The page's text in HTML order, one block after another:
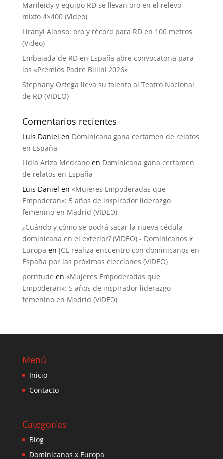
Marileidy y equipo RD se llevan oro en el relevo
mixto 4×400 (Video)
Liranyi Alonso: oro y récord para RD en 100 metros
(Video)
Embajada de RD en España abre convocatoria para
los «Premios Padre Billini 2026»
Stephany Ortega lleva su talento al Teatro Nacional
de RD (VIDEO)
Comentarios recientes
Luis Daniel en Dominicana gana certamen de relatos
en España
Lidia Ariza Medranoen Dominicana gana certamen
de relatos en España
Luis Daniel en «Mujeres Empoderadas que
Empoderan»: 5 años de inspirador liderazgo
femenino en Madrid (VIDEO)
¿Cuándo y cómo se podrá sacar la nueva cédula
dominicana en el exterior? (VIDEO) - Dominicanos x
Europa en JCE realiza encuentro con dominicanos en
España por las próximas elecciones (VIDEO)
porntude en «Mujeres Empoderadas que
Empoderan»: 5 años de inspirador liderazgo
femenino en Madrid (VIDEO)
Menú
Inicio
Contacto
Categorías
Blog
Dominicanos x Europa